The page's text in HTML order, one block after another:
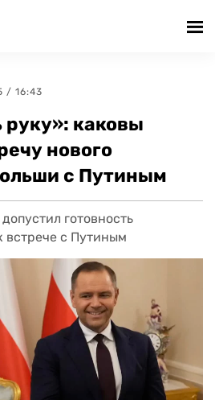
/ 16:43
руку»: каковы
нового
с Путиным
готовность
встрече с Путиным